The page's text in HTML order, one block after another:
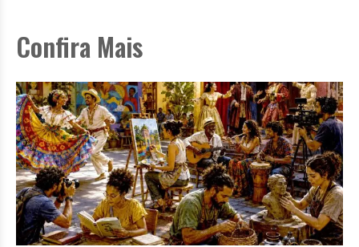
Confira Mais